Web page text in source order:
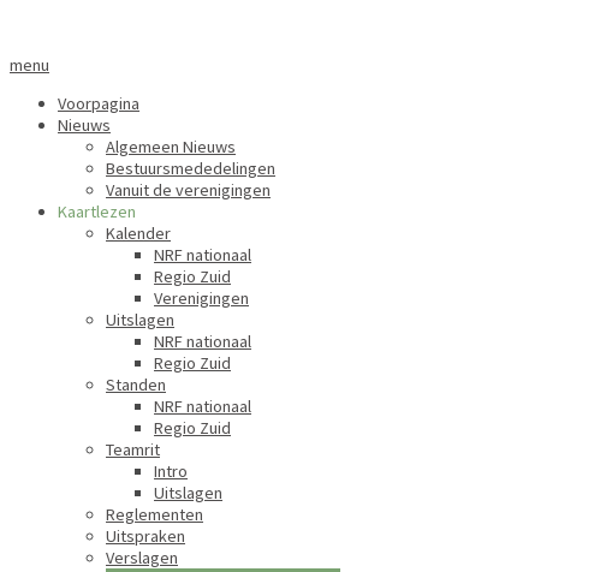
menu
Voorpagina
Nieuws
Algemeen Nieuws
Bestuursmededelingen
Vanuit de verenigingen
Kaartlezen
Kalender
NRF nationaal
Regio Zuid
Verenigingen
Uitslagen
NRF nationaal
Regio Zuid
Standen
NRF nationaal
Regio Zuid
Teamrit
Intro
Uitslagen
Reglementen
Uitspraken
Verslagen